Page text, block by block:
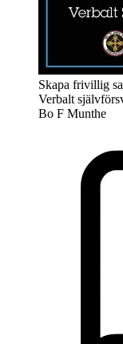
Skapa frivillig
Verbalt
Bo F Munthe